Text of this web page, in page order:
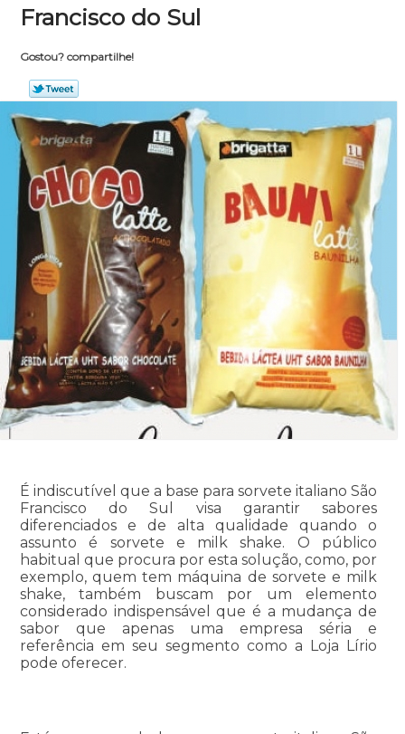
Francisco do Sul
Gostou? compartilhe!
É indiscutível que a base para sorvete italiano São
Francisco do Sul visa garantir sabores
diferenciados e de alta qualidade quando o
assunto é sorvete e milk shake. O público
habitual que procura por esta solução, como, por
exemplo, quem tem máquina de sorvete e milk
shake, também buscam por um elemento
considerado indispensável que é a mudança de
sabor que apenas uma empresa séria e
referência em seu segmento como a Loja Lírio
pode oferecer.